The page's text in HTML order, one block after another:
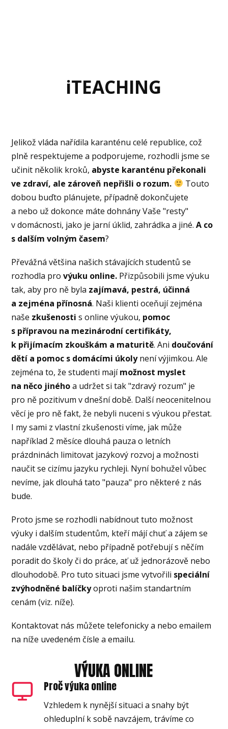
iTEACHING
Jelikož vláda nařídila karanténu celé republice, což
plně respektujeme a podporujeme, rozhodli jsme se
učinit několik kroků, abyste karanténu překonali
ve zdraví, ale zároveň nepřišli o rozum.
Touto
dobou buďto plánujete, případně dokončujete
a nebo už dokonce máte dohnány Vaše "resty"
v domácnosti, jako je jarní úklid, zahrádka a jiné.A co
s dalším volným časem?
Převážná většina našich stávajících studentů se
rozhodla provýuku online. Přizpůsobili jsme výuku
tak, aby pro ně byla zajímavá, pestrá, účinná
a zejména přínosná. Naši klienti oceňují zejména
naše zkušenosti s online výukou, pomoc
s přípravou na mezinárodní certifikáty,
k přijímacím zkouškám a maturitě. Ani doučování
dětí a pomoc s domácími úkolynení výjimkou. Ale
zejména to, že studenti majímožnost myslet
na něco jinéhoa udržet si tak "zdravý rozum" je
pro ně pozitivum v dnešní době. Další neocenitelnou
věcí je pro ně fakt, že nebyli nuceni s výukou přestat.
I my sami z vlastní zkušenosti víme, jak může
například 2 měsíce dlouhá pauza o letních
prázdninách limitovat jazykový rozvoj a možnosti
naučit se cizímu jazyku rychleji. Nyní bohužel vůbec
nevíme, jak dlouhá tato "pauza" pro některé z nás
bude.
Proto jsme se rozhodli nabídnout tuto možnost
výuky i dalším studentům, kteří májí chuť a zájem se
nadále vzdělávat, nebo případně potřebují s něčím
poradit do školy či do práce, ať už jednorázově nebo
dlouhodobě. Pro tuto situaci jsme vytvořili speciální
zvýhodněné balíčkyoproti našim standartním
cenám (viz. níže).
Kontaktovat nás můžete telefonicky a nebo emailem
na níže uvedeném čísle a emailu.
VÝUKA ONLINE
Proč výuka online
Vzhledem k nynější situaci a snahy být
ohleduplní k sobě navzájem, trávíme co